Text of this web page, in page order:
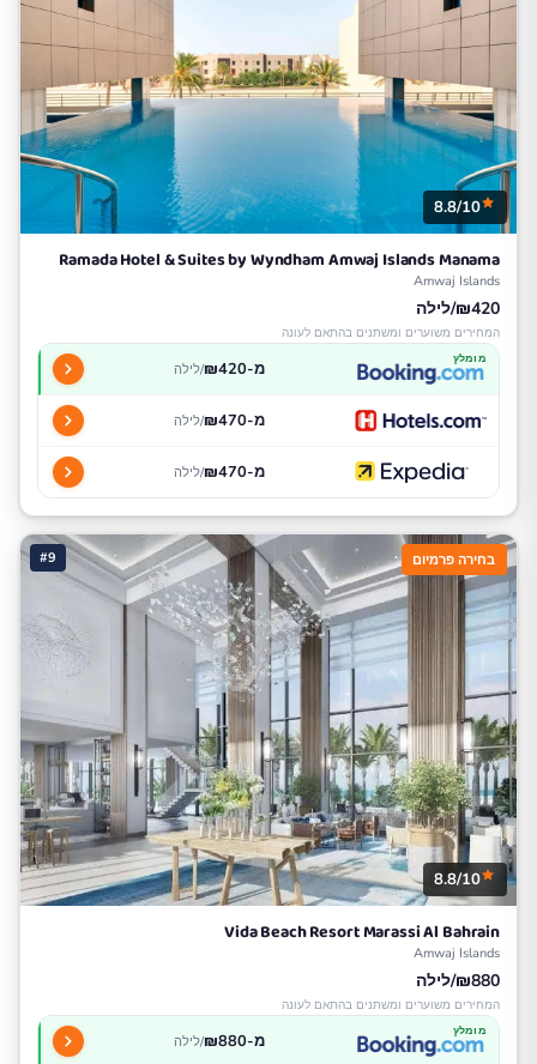
8.8/10
Ramada Hotel & Suites by Wyndham Amwaj Islands Manama
Amwaj Islands
₪420/לילה
המחירים משוערים ומשתנים בהתאם לעונה
מומלץ מ-₪420 /לילה
מ-₪470 /לילה
מ-₪470 /לילה
#9 בחירה פרמיום
8.8/10
Vida Beach Resort Marassi Al Bahrain
Amwaj Islands
₪880/לילה
המחירים משוערים ומשתנים בהתאם לעונה
מומלץ מ-₪880 /לילה